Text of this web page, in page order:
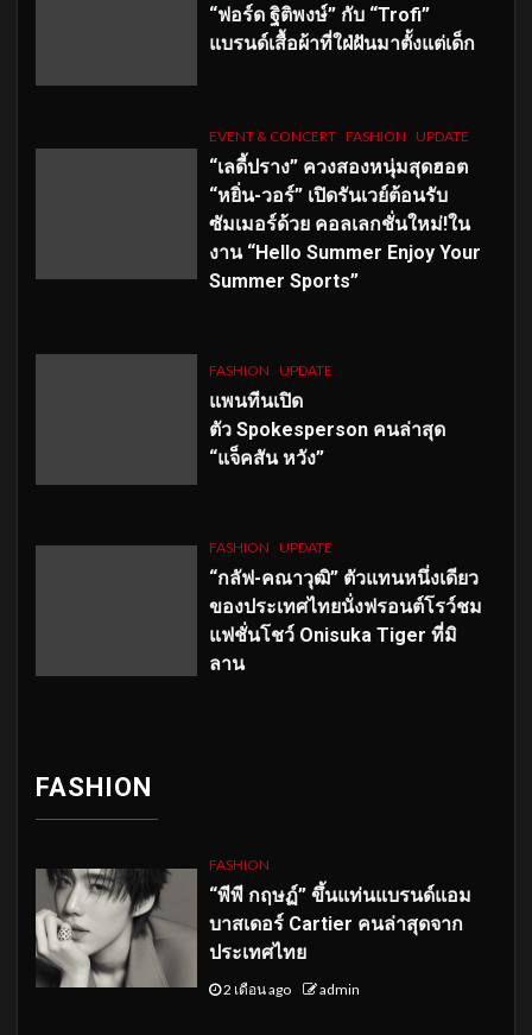
“ฟอร์ด ฐิติพงษ์” กับ “Trofi”
แบรนด์เสื้อผ้าที่ใฝ่ฝันมาตั้งแต่เด็ก
EVENT & CONCERT FASHION UPDATE
“เลดี้ปราง” ควงสองหนุ่มสุดฮอต
“หยิ่น-วอร์” เปิดรันเวย์ต้อนรับ
ซัมเมอร์ด้วย คอลเลกชั่นใหม่!ใน
งาน “Hello Summer Enjoy Your
Summer Sports”
FASHION UPDATE
แพนทีนเปิด
ตัว Spokesperson คนล่าสุด
“แจ็คสัน หวัง”
FASHION UPDATE
“กลัฟ-คณาวุฒิ” ตัวแทนหนึ่งเดียว
ของประเทศไทยนั่งฟรอนต์โรว์ชม
แฟชั่นโชว์ Onisuka Tiger ที่มิ
ลาน
FASHION
FASHION
“พีพี กฤษฏ์” ขึ้นแท่นแบรนด์แอม
บาสเดอร์ Cartier คนล่าสุดจาก
ประเทศไทย
2 เดือน ago admin